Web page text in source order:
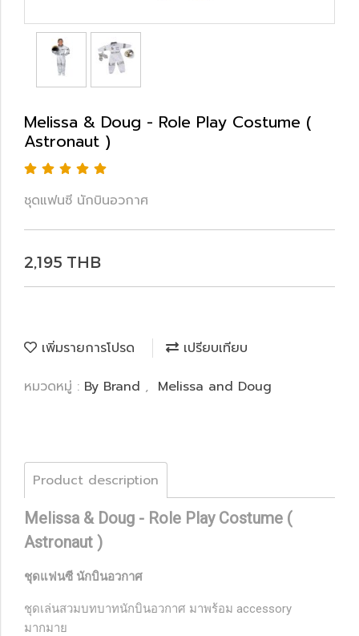
Melissa & Doug - Role Play Costume (
Astronaut )
ชุดแฟนซี นักบินอวกาศ
2,195 THB
เพิ่มรายการโปรด
เปรียบเทียบ
หมวดหมู่ : By Brand , Melissa and Doug
Product description
Melissa & Doug - Role Play Costume (
Astronaut )
ชุดแฟนซี นักบินอวกาศ
ชุดเล่นสวมบทบาทนักบินอวกาศ มาพร้อม accessory
มากมาย